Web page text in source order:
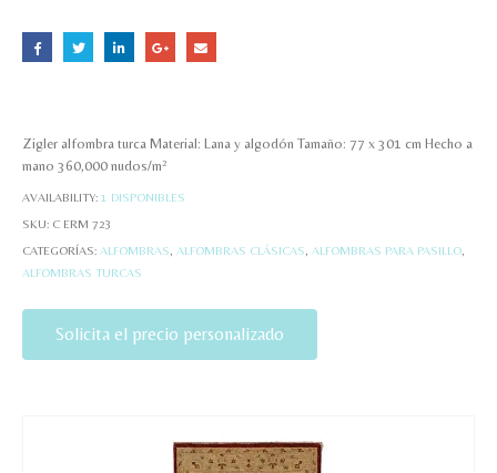
Zigler alfombra turca Material: Lana y algodón Tamaño: 77 x 301 cm Hecho a
mano 360,000 nudos/m²
AVAILABILITY: 1 DISPONIBLES
SKU: C ERM 723
CATEGORÍAS: ALFOMBRAS ALFOMBRAS CLÁSICAS ALFOMBRAS PARA PASILLO
ALFOMBRAS TURCAS
Solicita el precio personalizado